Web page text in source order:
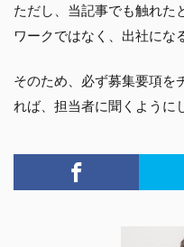
ただし、当記事でも触れた
ワークではなく、出社にな
そのため、必ず募集要項を
れば、担当者に聞くように